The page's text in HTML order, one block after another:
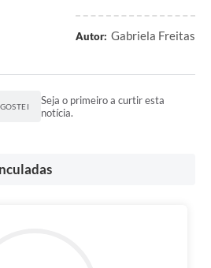
Autor: Gabriela Freitas
Seja o primeiro a curtir esta
notícia.